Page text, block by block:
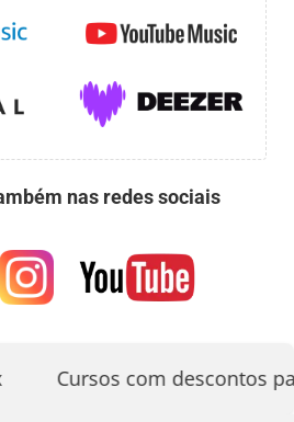
nas redes sociais
Cursos com descontos